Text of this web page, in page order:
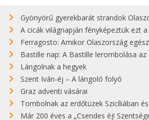
Gyönyörű gyerekbarát strandok Olaszországban -
A cicák világnapján fényképeztük ezt a bokor alatt
Ferragosto: Amikor Olaszország
Bastille nap: A Bastille lerombolása az
Lángolnak a hegyek
Szent Iván-éj – A lángoló folyó
Graz adventi vásárai
Tombolnak az erdőtüzek Szicíliában
Már 200 éves a „Csendes éj!